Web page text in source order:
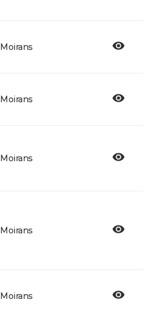
Moirans
Moirans
Moirans
Moirans
Moirans